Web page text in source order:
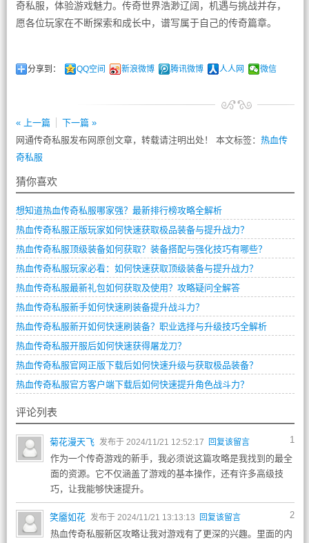
奇私服，体验游戏魅力。传奇世界浩渺辽阔，机遇与挑战并存，
愿各位玩家在不断探索和成长中，谱写属于自己的传奇篇章。
分享到： QQ空间 新浪微博 腾讯微博 人人网 微信
« 上一篇
下一篇 »
网通传奇私服发布网原创文章，转载请注明出处！ 本文标签： 热血传
奇私服
猜你喜欢
想知道热血传奇私服哪家强？最新排行榜攻略全解析
热血传奇私服正版玩家如何快速获取极品装备与提升战力？
热血传奇私服顶级装备如何获取？装备搭配与强化技巧有哪些？
热血传奇私服玩家必看：如何快速获取顶级装备与提升战力？
热血传奇私服最新礼包如何获取及使用？攻略疑问全解答
热血传奇私服新手如何快速刷装备提升战斗力？
热血传奇私服新开如何快速刷装备？职业选择与升级技巧全解析
热血传奇私服开服后如何快速获得屠龙刀？
热血传奇私服官网正版下载后如何快速升级与获取极品装备？
热血传奇私服官方客户端下载后如何快速提升角色战斗力？
评论列表
1
菊花漫天飞 发布于 2024/11/21 12:52:17 回复该留言
作为一个传奇游戏的新手，我必须说这篇攻略是我找到的最全
面的资源。它不仅涵盖了游戏的基本操作，还有许多高级技
巧，让我能够快速提升。
2
笑靥如花 发布于 2024/11/21 13:13:13 回复该留言
热血传奇私服新区攻略让我对游戏有了更深的兴趣。里面的内